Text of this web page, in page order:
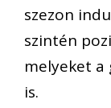
szezon
szintén
melyeket
is.